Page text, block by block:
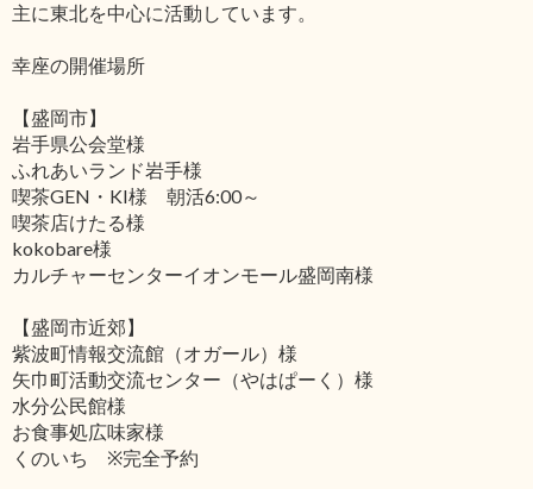
主に東北を中心に活動しています。
幸座の開催場所
【盛岡市】
岩手県公会堂様
ふれあいランド岩手様
喫茶GEN・KI様 朝活6:00～
喫茶店けたる様
kokobare様
カルチャーセンターイオンモール盛岡南様
【盛岡市近郊】
紫波町情報交流館（オガール）様
矢巾町活動交流センター（やはぱーく）様
水分公民館様
お食事処広味家様
くのいち ※完全予約